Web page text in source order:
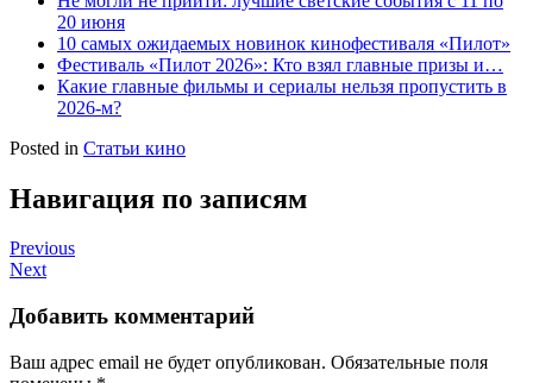
20 июня
10 самых ожидаемых новинок кинофестиваля «Пилот»
Фестиваль «Пилот 2026»: Кто взял главные призы и…
Какие главные фильмы и сериалы нельзя пропустить в
2026-м?
Posted in Статьи кино
Навигация по записям
Previous
Next
Добавить комментарий
Ваш адрес email не будет опубликован. Обязательные поля